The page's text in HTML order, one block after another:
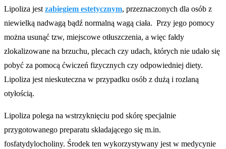
Lipoliza jestzabiegiem estetycznym, przeznaczonych dla osób z
niewielką nadwagą bądź normalną wagą ciała. Przy jego pomocy
można usunąć tzw, miejscowe otłuszczenia, a więc fałdy
zlokalizowane na brzuchu, plecach czy udach, których nie udało się
pobyć za pomocą ćwiczeń fizycznych czy odpowiedniej diety.
Lipoliza jest nieskuteczna w przypadku osób z dużą i rozlaną
otyłością.
Lipoliza polega na wstrzyknięciu pod skórę specjalnie
przygotowanego preparatu składającego się m.in.
fosfatydylocholiny. Środek ten wykorzystywany jest w medycynie